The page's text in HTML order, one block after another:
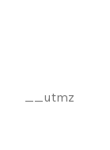
__utmz